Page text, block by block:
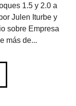
1.5 y 2.0 a
Julen Iturbe y
sobre Empresa
más de...